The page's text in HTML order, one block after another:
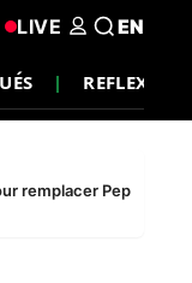
REFLEXION
LIVE EN
remplacer Pep